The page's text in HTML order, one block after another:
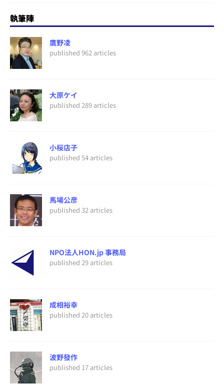
執筆陣
鷹野凌
published 962 articles
大原ケイ
published 289 articles
小桜店子
published 54 articles
馬場公彦
published 32 articles
NPO法人HON.jp 事務局
published 29 articles
成相裕幸
published 20 articles
波野發作
published 17 articles